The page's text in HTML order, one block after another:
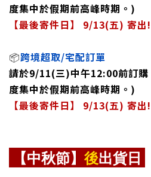
度集中於假期前高峰時期。)
【最後寄件日】 9/13(五) 寄出!
📦跨境超取/宅配訂單
請於9/11(三)中午12:00前訂購
度集中於假期前高峰時期。)
【最後寄件日】 9/13(五) 寄出!
【中秋節】 後出貨日